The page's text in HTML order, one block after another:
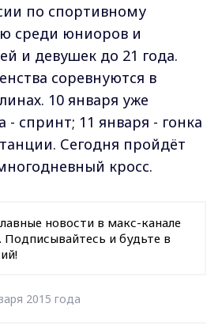
по спортивному
среди юниоров и
и девушек до 21 года.
соревнуются в
10 января уже
- спринт; 11 января - гонка
Сегодня пройдёт
кросс.
новости в макс-канале
. Подписывайтесь и будьте в
2015 года